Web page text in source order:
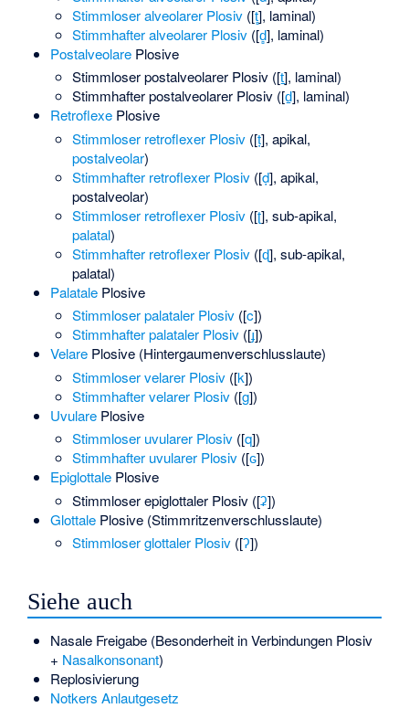
Stimmloser alveolarer Plosiv (​[⁠t̻⁠]​, laminal)
Stimmhafter alveolarer Plosiv (​[⁠d̻⁠]​, laminal)
PostalveolarePlosive
Stimmloser postalveolarer Plosiv (​[⁠t̠⁠]​, laminal)
Stimmhafter postalveolarer Plosiv (​[⁠d̠⁠]​, laminal)
RetroflexePlosive
Stimmloser retroflexer Plosiv (​[⁠ṭ⁠]​, apikal,
postalveolar)
Stimmhafter retroflexer Plosiv (​[⁠ḍ⁠]​, apikal,
postalveolar)
Stimmloser retroflexer Plosiv (​[⁠ʈ⁠]​,sub-apikal,
palatal)
Stimmhafter retroflexer Plosiv (​[⁠ɖ⁠]​, sub-apikal,
palatal)
PalatalePlosive
Stimmloser palataler Plosiv (​[⁠c⁠]​)
Stimmhafter palataler Plosiv (​[⁠ɟ⁠]​)
VelarePlosive (Hintergaumenverschlusslaute)
Stimmloser velarer Plosiv (​[⁠k⁠]​)
Stimmhafter velarer Plosiv (​[⁠g⁠]​)
UvularePlosive
Stimmloser uvularer Plosiv (​[⁠q⁠]​)
Stimmhafter uvularer Plosiv (​[⁠ɢ⁠]​)
EpiglottalePlosive
Stimmloser epiglottaler Plosiv (​[⁠ʡ⁠]​)
GlottalePlosive (Stimmritzenverschlusslaute)
Stimmloser glottaler Plosiv (​[⁠ʔ⁠]​)
Siehe auch
Nasale Freigabe(Besonderheit in Verbindungen Plosiv
+ Nasalkonsonant)
Replosivierung
Notkers Anlautgesetz